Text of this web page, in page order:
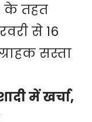
के तहत
से 16
सस्ता
में खर्चा,